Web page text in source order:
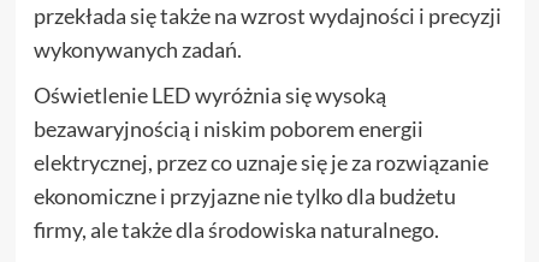
przekłada się także na wzrost wydajności i precyzji
wykonywanych zadań.
Oświetlenie LED wyróżnia się wysoką
bezawaryjnością i niskim poborem energii
elektrycznej, przez co uznaje się je za rozwiązanie
ekonomiczne i przyjazne nie tylko dla budżetu
firmy, ale także dla środowiska naturalnego.